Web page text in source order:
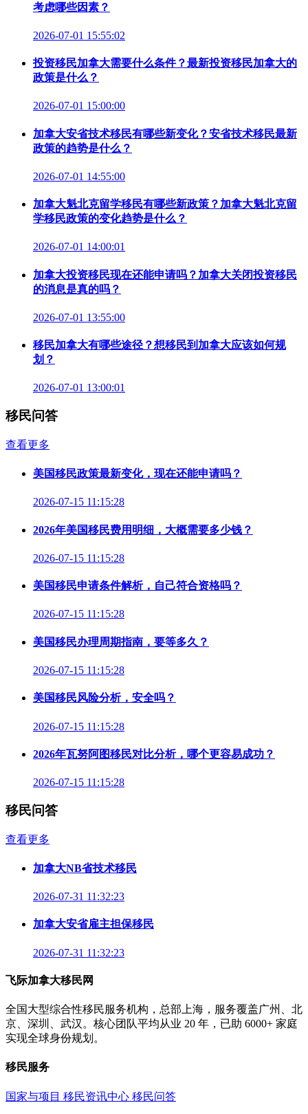
考虑哪些因素？
2026-07-01 15:55:02
投资移民加拿大需要什么条件？最新投资移民加拿大的
政策是什么？
2026-07-01 15:00:00
加拿大安省技术移民有哪些新变化？安省技术移民最新
政策的趋势是什么？
2026-07-01 14:55:00
加拿大魁北克留学移民有哪些新政策？加拿大魁北克留
学移民政策的变化趋势是什么？
2026-07-01 14:00:01
加拿大投资移民现在还能申请吗？加拿大关闭投资移民
的消息是真的吗？
2026-07-01 13:55:00
移民加拿大有哪些途径？想移民到加拿大应该如何规
划？
2026-07-01 13:00:01
移民问答
查看更多
美国移民政策最新变化，现在还能申请吗？
2026-07-15 11:15:28
2026年美国移民费用明细，大概需要多少钱？
2026-07-15 11:15:28
美国移民申请条件解析，自己符合资格吗？
2026-07-15 11:15:28
美国移民办理周期指南，要等多久？
2026-07-15 11:15:28
美国移民风险分析，安全吗？
2026-07-15 11:15:28
2026年瓦努阿图移民对比分析，哪个更容易成功？
2026-07-15 11:15:28
移民问答
查看更多
加拿大NB省技术移民
2026-07-31 11:32:23
加拿大安省雇主担保移民
2026-07-31 11:32:23
飞际加拿大移民网
全国大型综合性移民服务机构，总部上海，服务覆盖广州、北
京、深圳、武汉。核心团队平均从业 20 年，已助 6000+ 家庭
实现全球身份规划。
移民服务
国家与项目 移民资讯中心 移民问答